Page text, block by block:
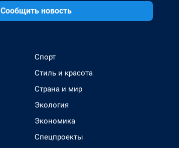
Сообщить новость
Спорт
Стиль и красота
Страна и мир
Экология
Экономика
Спецпроекты